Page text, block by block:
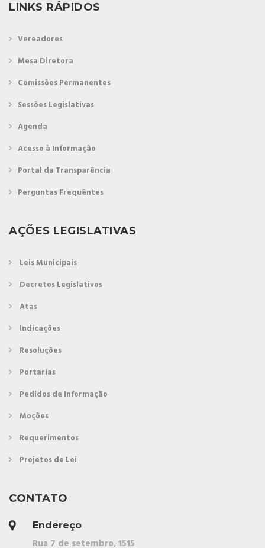
LINKS RÁPIDOS
Vereadores
Mesa Diretora
Comissões Permanentes
Sessões Legislativas
Agenda
Acesso à Informação
Portal da Transparência
Perguntas Frequêntes
AÇÕES LEGISLATIVAS
Leis Municipais
Decretos Legislativos
Atas
Indicações
Resoluções
Portarias
Pedidos de Informação
Moções
Requerimentos
Projetos de Lei
CONTATO
Endereço
Rua 7 de setembro, 1515